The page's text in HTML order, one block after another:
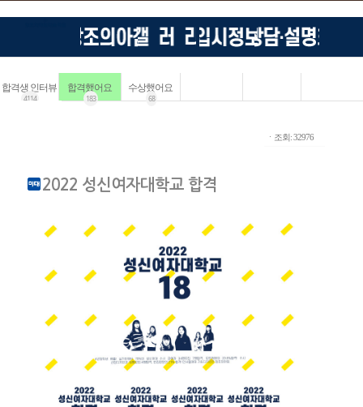
합격생 인터뷰
4114
합격했어요
183
수상했어요
68
ㆍ조회: 32976
2022 성신여자대학교 합격